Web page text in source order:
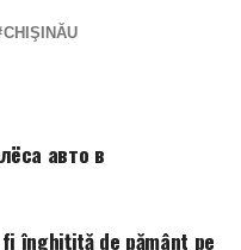
CHIŞINĂU
авто в
fi înghițită de pământ pe